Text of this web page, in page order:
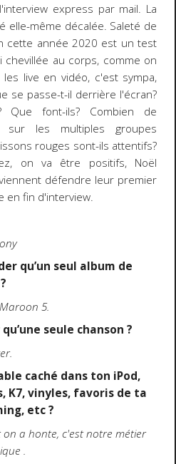
express par mail. La
elle-même décalée. Saleté de
cette année 2020 est un test
au corps, comme on
live en vidéo, c'est sympa,
se passe-t-il derrière l'écran?
Que font-ils? Combien de
sur les multiples groupes
rouges sont-ils attentifs?
on va être positifs, Noël
défendre leur premier
en fin d'interview.
qu’un seul album de
5.
seule chanson ?
caché dans ton iPod,
K7, vinyles, favoris de ta
etc ?
a honte, c'est notre métier
.